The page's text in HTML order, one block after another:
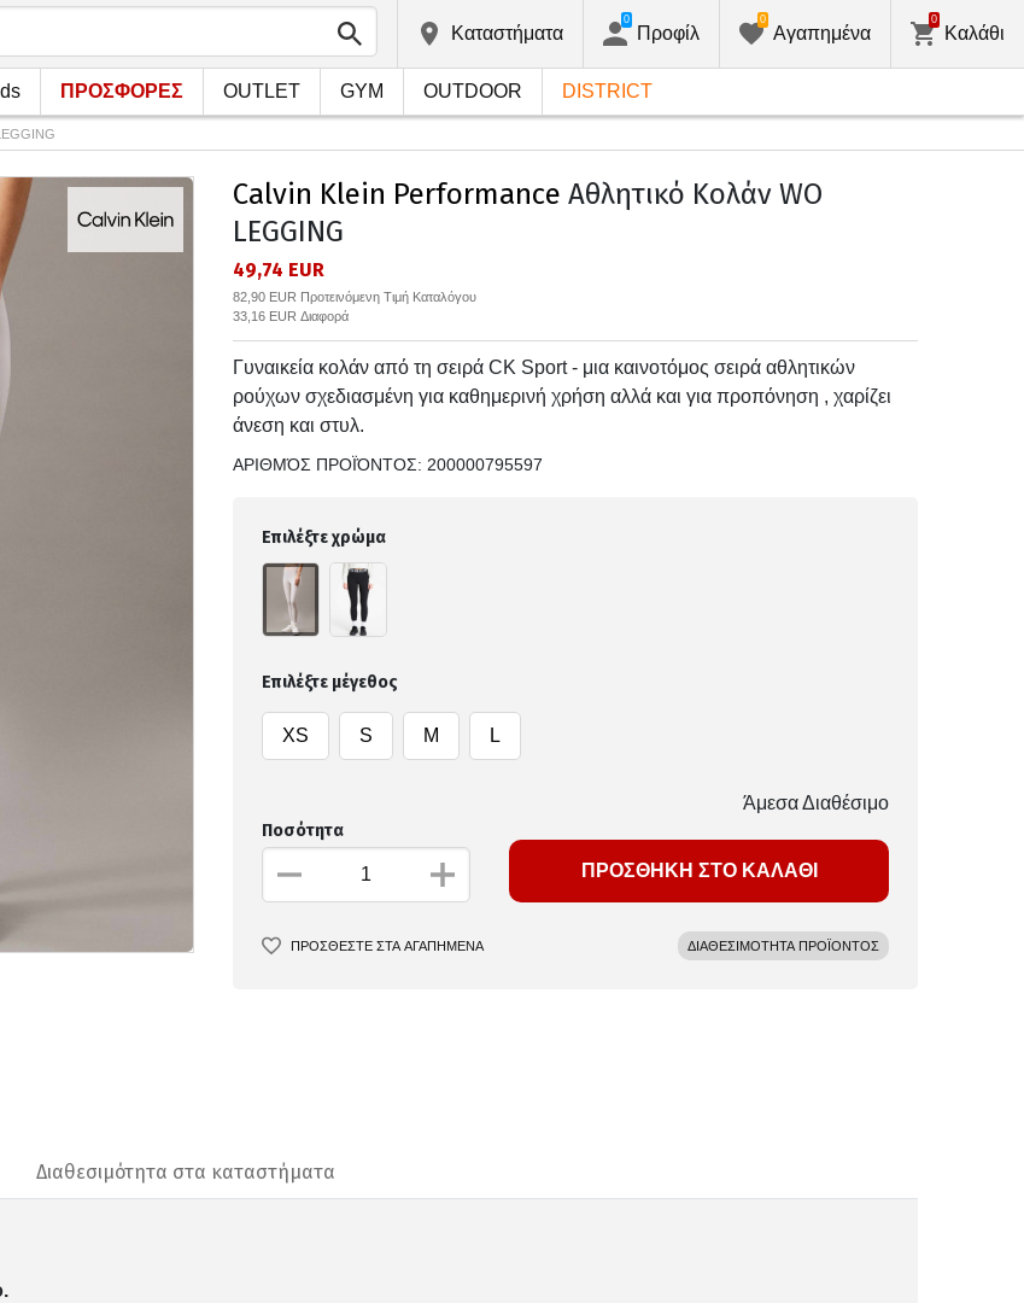
Kαταστήματα Προφίλ
0
Αγαπημένα
0
Καλάθι
0
ΠΡΟΣΦΟΡΕΣ OUTLET GYM OUTDOOR DISTRICT
Calvin Klein Performance Αθλητικό Κολάν WO
LEGGING
49,74 EUR
82,90 EUR Προτεινόμενη Τιμή Καταλόγου
33,16 EUR Διαφορά
Γυναικεία κολάν από τη σειρά CK Sport - μια καινοτόμος σειρά αθλητικών
ρούχων σχεδιασμένη για καθημερινή χρήση αλλά και για προπόνηση , χαρίζει
άνεση και στυλ.
ΑΡΙΘΜΌΣ ΠΡΟΪΌΝΤΟΣ: 200000795597
Επιλέξτε χρώμα
Επιλέξτε μέγεθος
XS S M L
Άμεσα Διαθέσιμο
Ποσότητα
ΠΡΟΣΘΗΚΗ ΣΤΟ ΚΑΛΑΘΙ
ΠΡΟΣΘΕΣΤΕ ΣΤΑ ΑΓΑΠΗΜΕΝΑ ΔΙΑΘΕΣΙΜΟΤΗΤΑ ΠΡΟΪΟΝΤΟΣ
Διαθεσιμότητα στα καταστήματα